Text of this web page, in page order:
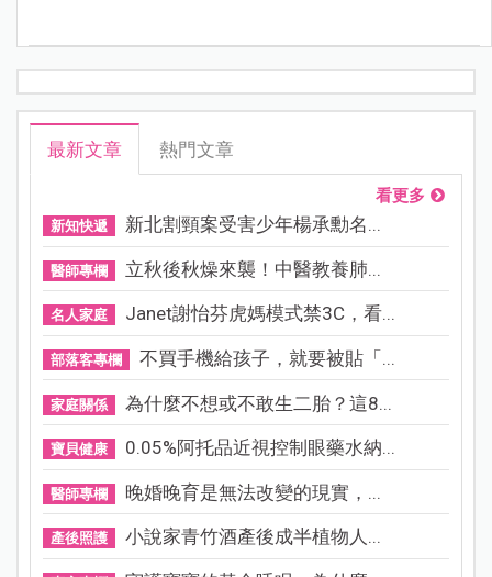
最新文章 熱門文章
看更多
新知快遞 新北割頸案受害少年楊承勳名...
醫師專欄 立秋後秋燥來襲！中醫教養肺...
名人家庭 Janet謝怡芬虎媽模式禁3C，看...
部落客專欄 不買手機給孩子，就要被貼「...
家庭關係 為什麼不想或不敢生二胎？這8...
寶貝健康 0.05%阿托品近視控制眼藥水納...
醫師專欄 晚婚晚育是無法改變的現實，...
產後照護 小說家青竹酒產後成半植物人...